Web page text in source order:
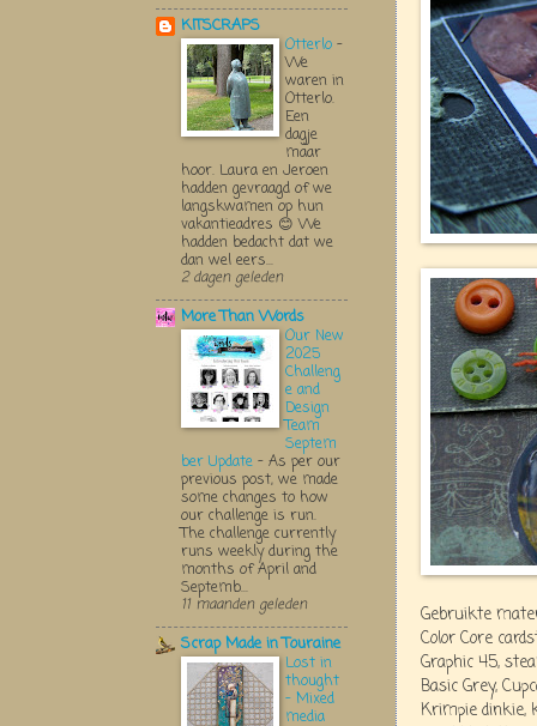
Gebruikte
Color Core
Graphic 45,
Basic Grey,
Krimpie dinkie,
KITSCRAPS
Otterlo -
We
waren in
Otterlo.
Een
dagje
maar
hoor. Laura en Jeroen
hadden gevraagd of we
langskwamen op hun
vakantieadres 😊 We
hadden bedacht dat we
dan wel eers...
2 dagen geleden
More Than Words
Our New
2025
Challeng
e and
Design
Team
Septem
ber Update - As per our
previous post, we made
some changes to how
our challenge is run.
The challenge currently
runs weekly during the
months of April and
Septemb...
11 maanden geleden
Scrap Made in Touraine
Lost in
thought
- Mixed
media